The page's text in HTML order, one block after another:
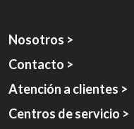
Nosotros >
Contacto >
Atención a clientes >
Centros de servicio >